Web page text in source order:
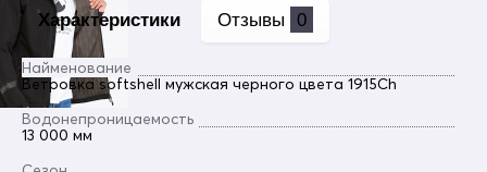
Характеристики Отзывы 0
Найменование
Ветровка softshell мужская черного цвета 1915Ch
Водонепроницаемость
13 000 мм